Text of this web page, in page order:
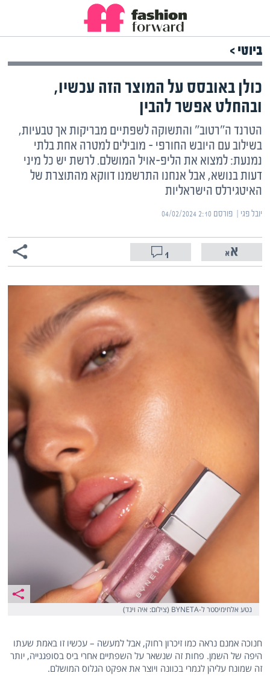
ביוטי >
כולן באובסס על המוצר הזה עכשיו,
ובהחלט אפשר להבין
הטרנד ה"רטוב" והתשוקה לשפתיים מבריקות אך טבעיות,
בשילוב עם היובש החורפי – מובילים למטרה אחת בלתי
נמנעת: למצוא את הליפ-אויל המושלם. לרשת יש כל מיני
דעות בנושא, אבל אנחנו התרשמנו דווקא מהתוצרת של
האיטגירלס הישראליות
יובל פגי | ‏פורסם ‎04/02/2024 2:10
1
נטע אלחימיסטר ל-BYNETA (צילום: איה וינד)
חנוכה אמנם נראה כמו זיכרון רחוק, אבל למעשה – עכשיו זו באמת שעתו
היפה של השמן. פחות זה שנשאר על השפתיים אחרי ביס בסופגנייה, יותר
זה שמונח עליהן לגמרי בכוונה ויוצר את אפקט הגלוס המושלם.